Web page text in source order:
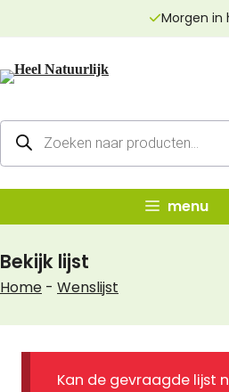
inhoud
Morgen in
Producten
zoeken
menu
Bekijk lijst
Home - Wenslijst
Kan de gevraagde lijst